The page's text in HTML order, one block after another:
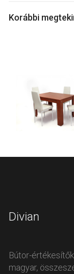
Korábbi
Divian
Bútor-
magyar,